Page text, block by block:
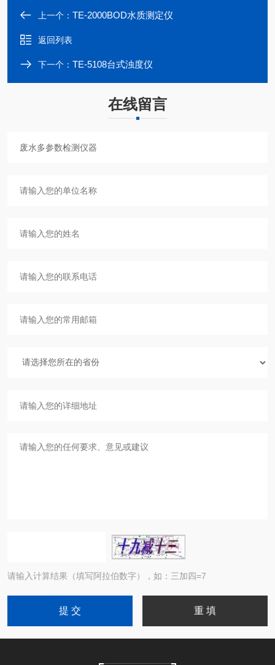
上一个： TE-2000BOD水质测定仪
返回列表
下一个： TE-5108台式浊度仪
在线留言
请输入计算结果（填写阿拉伯数字），如：三加四=7